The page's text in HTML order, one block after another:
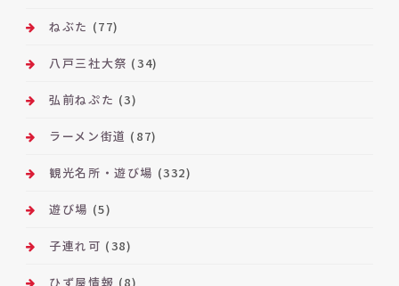
ねぶた (77)
八戸三社大祭 (34)
弘前ねぷた (3)
ラーメン街道 (87)
観光名所・遊び場 (332)
遊び場 (5)
子連れ可 (38)
ひず屋情報 (8)